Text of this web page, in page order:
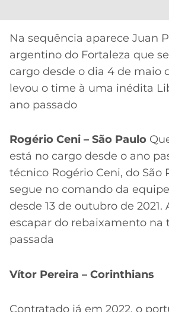
Na sequência aparece Juan
argentino do Fortaleza que
cargo desde o dia 4 de maio
levou o time à uma inédita
ano passado
Rogério Ceni – São Paulo
está no cargo desde o ano
técnico Rogério Ceni, do São
segue no comando da
desde 13 de outubro de
escapar do rebaixamento na
passada
Vítor Pereira – Corinthians
Contratado já em 2022, o